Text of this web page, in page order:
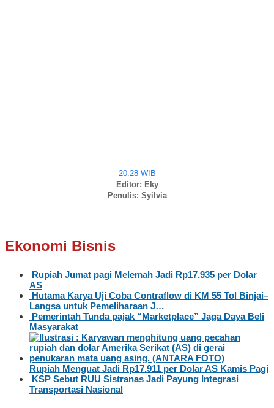
20:28 WIB
Editor: Eky
Penulis: Syilvia
Ekonomi Bisnis
Rupiah Jumat pagi Melemah Jadi Rp17.935 per Dolar
AS
Hutama Karya Uji Coba Contraflow di KM 55 Tol Binjai–
Langsa untuk Pemeliharaan J…
Pemerintah Tunda pajak “Marketplace” Jaga Daya Beli
Masyarakat
Rupiah Menguat Jadi Rp17.911 per Dolar AS Kamis Pagi
KSP Sebut RUU Sistranas Jadi Payung Integrasi
Transportasi Nasional